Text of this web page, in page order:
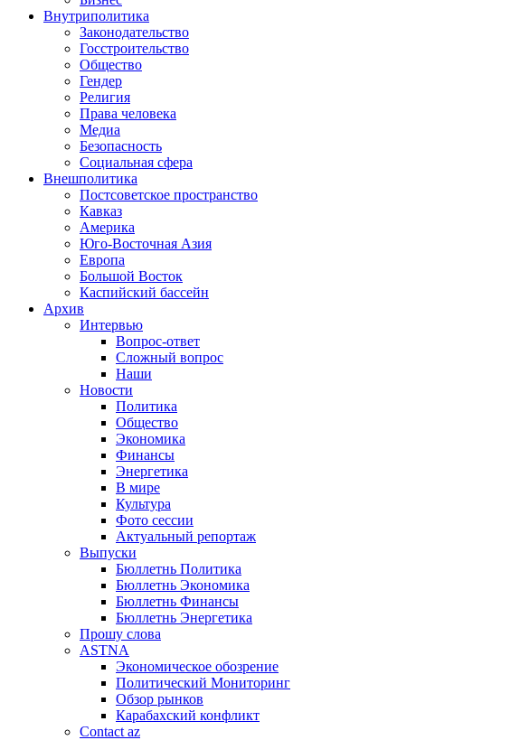
Внутриполитика
Законодательство
Госстроительство
Общество
Гендер
Религия
Права человека
Медиа
Безопасность
Социальная сфера
Внешполитика
Постсоветское пространство
Кавказ
Америка
Юго-Восточная Азия
Европа
Большой Восток
Каспийский бассейн
Архив
Интервью
Вопрос-ответ
Сложный вопрос
Наши
Новости
Политика
Общество
Экономика
Финансы
Энергетика
В мире
Культура
Фото сессии
Актуальный репортаж
Выпуски
Бюллетнь Политика
Бюллетнь Экономика
Бюллетнь Финансы
Бюллетнь Энергетика
Прошу слова
ASTNA
Экономическое обозрение
Политический Мониторинг
Обзор рынков
Карабахский конфликт
Contact az